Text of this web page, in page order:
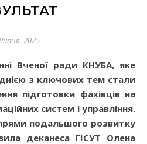
2025
з ключових тем стали
підготовки фахівців на
систем і управління.
подальшого розвитку
деканеса ГІСУТ Олена